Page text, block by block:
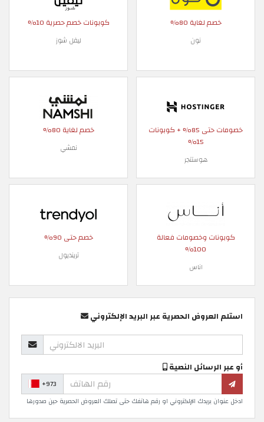
خصم لغاية 80%
نون
كوبونات خصم حصرية 10%
ليفل شوز
خصومات حتى 85% + كوبونات
15%
هوستنجر
خصم لغاية 80%
نمشي
كوبونات وخصومات فعالة
100%
اناس
خصم حتى 90%
ترينديول
استلم العروض الحصرية عبر البريد الإلكتروني
أو عبر الرسائل النصية
+973
ادخل عنوان بريدك الإلكتروني او رقم هاتفك حتى تصلك العروض الحصرية حين صدورها